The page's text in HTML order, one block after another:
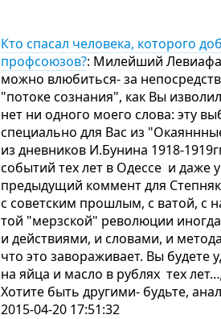
Кто спасал человека, которого
профсоюзов?: Милейший
можно влюбиться- за
"потоке сознания", как Вы
нет ни одного моего слова: эту
специально для Вас из
из дневников И.Бунина 1918-
событий тех лет в Одессе и даже
предыдущий коммент для
с советским прошлым, с ватой, с
той "мерзской" революции
и действиями, и словами, и
что это завораживает. Вы будете
на яйца и масло в рублях тех
Хотите быть другими- будьте,
2015-04-20 17:51:32